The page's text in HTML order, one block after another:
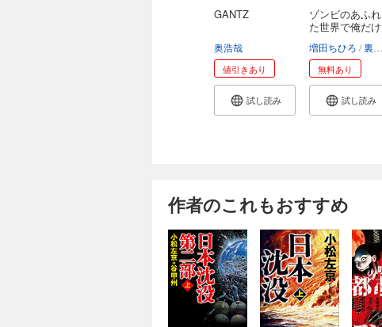
GANTZ
奥浩哉
値引きあり
試し読み
ゾンビのあふれ
た世界で俺だけ
が...
増田ちひろ 裏地ろくろ
無料あり
試し読み
作者のこれもおすすめ